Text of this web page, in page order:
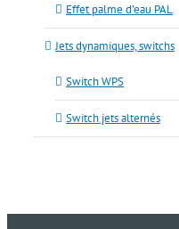
Effet palme d’eau PAL
Jets dynamiques, switchs
Switch WPS
Switch jets alternés